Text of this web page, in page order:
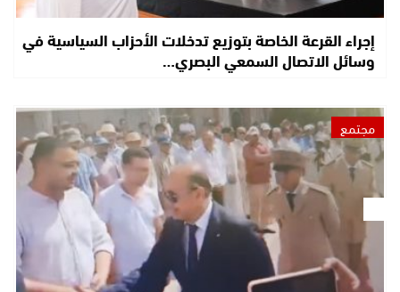
إجراء القرعة الخاصة بتوزيع تدخلات الأحزاب السياسية في
وسائل الاتصال السمعي البصري…
مجتمع